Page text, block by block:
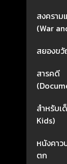
สงคราม
(War
สยองข
สารคดี
สำหรับเ
Kids)
หนังคาว
ตก